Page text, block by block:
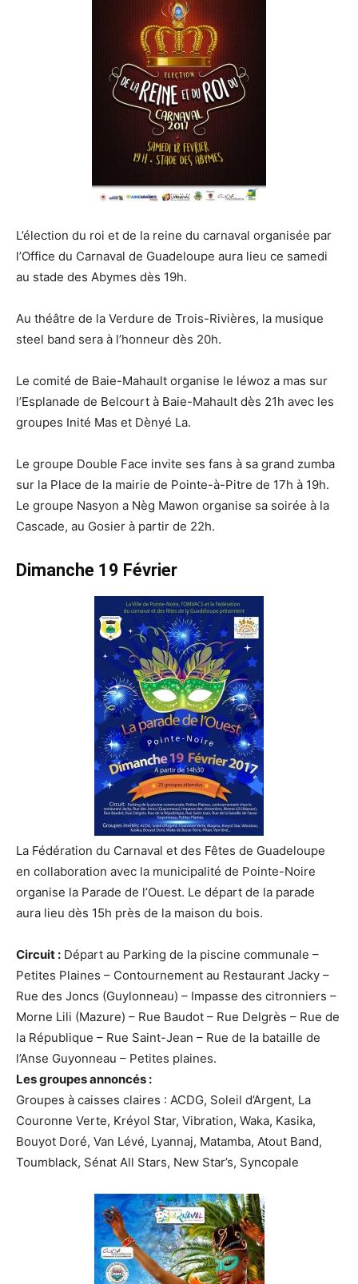
L’élection du roi et de la reine du carnaval organisée par
l’Office du Carnaval de Guadeloupe aura lieu ce samedi
au stade des Abymes dès 19h.
Au théâtre de la Verdure de Trois-Rivières, la musique
steel band sera à l’honneur dès 20h.
Le comité de Baie-Mahault organise le léwoz a mas sur
l’Esplanade de Belcourt à Baie-Mahault dès 21h avec les
groupes Inité Mas et Dènyé La.
Le groupe Double Face invite ses fans à sa grand zumba
sur la Place de la mairie de Pointe-à-Pitre de 17h à 19h.
Le groupe Nasyon a Nèg Mawon organise sa soirée à la
Cascade, au Gosier à partir de 22h.
Dimanche 19 Février
La Fédération du Carnaval et des Fêtes de Guadeloupe
en collaboration avec la municipalité de Pointe-Noire
organise la Parade de l’Ouest. Le départ de la parade
aura lieu dès 15h près de la maison du bois.
Circuit : Départ au Parking de la piscine communale –
Petites Plaines – Contournement au Restaurant Jacky –
Rue des Joncs (Guylonneau) – Impasse des citronniers –
Morne Lili (Mazure) – Rue Baudot – Rue Delgrès – Rue de
la République – Rue Saint-Jean – Rue de la bataille de
l’Anse Guyonneau – Petites plaines.
Les groupes annoncés :
Groupes à caisses claires : ACDG, Soleil d’Argent, La
Couronne Verte, Kréyol Star, Vibration, Waka, Kasika,
Bouyot Doré, Van Lévé, Lyannaj, Matamba, Atout Band,
Toumblack, Sénat All Stars, New Star’s, Syncopale